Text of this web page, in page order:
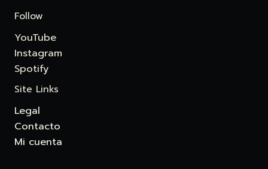
Follow
YouTube
Instagram
Spotify
Site Links
Legal
Contacto
Mi cuenta